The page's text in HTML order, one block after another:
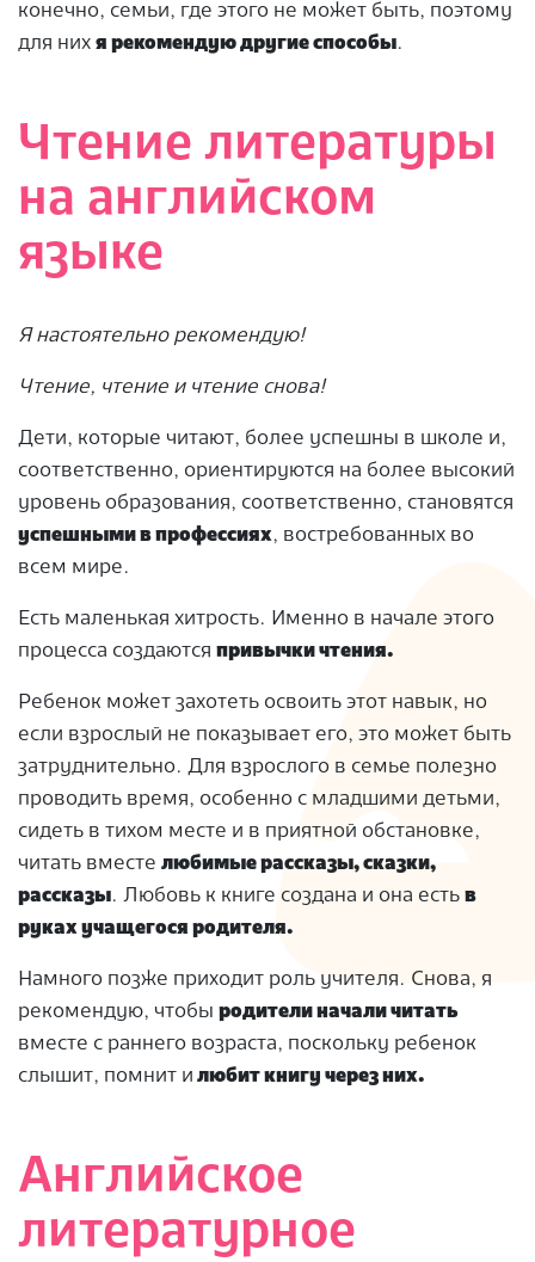
конечно, семьи, где этого не может быть, поэтому
для них я рекомендую другие способы.
Чтение литературы
на английском
языке
Я настоятельно рекомендую!
Чтение, чтение и чтение снова!
Дети, которые читают, более успешны в школе и,
соответственно, ориентируются на более высокий
уровень образования, соответственно, становятся
успешными в профессиях, востребованных во
всем мире.
Есть маленькая хитрость. Именно в начале этого
процесса создаются привычки чтения.
Ребенок может захотеть освоить этот навык, но
если взрослый не показывает его, это может быть
затруднительно. Для взрослого в семье полезно
проводить время, особенно с младшими детьми,
сидеть в тихом месте и в приятной обстановке,
читать вместе любимые рассказы, сказки,
рассказы. Любовь к книге создана и она есть в
руках учащегося родителя.
Намного позже приходит роль учителя. Снова, я
рекомендую, чтобы родители начали читать
вместе с раннего возраста, поскольку ребенок
слышит, помнит и любит книгу через них.
Английское
литературное